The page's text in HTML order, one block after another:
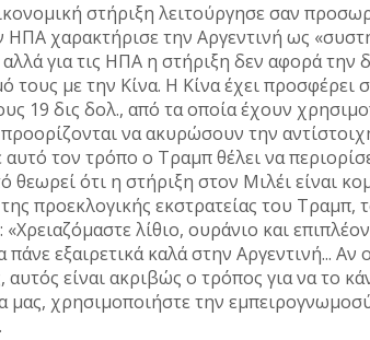
στήριξη λειτούργησε σαν
χαρακτήρισε την Αργεντινή ως
για τις ΗΠΑ η στήριξη δεν αφορά την
με την Κίνα. Η Κίνα έχει προσφέρει
19 δις δολ., από τα οποία έχουν
προορίζονται να ακυρώσουν την
τον τρόπο ο Τραμπ θέλει να
θεωρεί ότι η στήριξη στον Μιλέι
προεκλογικής εκστρατείας του Τραμπ,
«Χρειαζόμαστε λίθιο, ουράνιο και
πάνε εξαιρετικά καλά στην Αργεντινή...
αυτός είναι ακριβώς ο τρόπος για να το
μας, χρησιμοποιήστε την